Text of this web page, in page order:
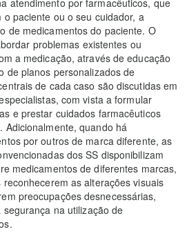
paciente ou o seu cuidador, a
de medicamentos do paciente. O
problemas existentes ou
a medicação, através de educação
de planos personalizados de
de cada caso são discutidas em
com vista a formular
e prestar cuidados farmacêuticos
Adicionalmente, quando há
por outros de marca diferente, as
dos SS disponibilizam
medicamentos de diferentes marcas,
as alterações visuais
preocupações desnecessárias,
na utilização de